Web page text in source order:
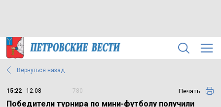
Вернуться назад
15:22 12.08 780 Печать
Победители турнира по мини-футболу получили